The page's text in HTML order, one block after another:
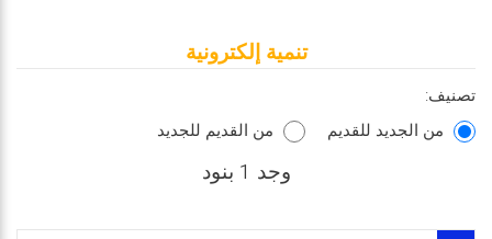
تنمية إلكترونية
تصنيف:
من الجديد للقديم
من القديم للجديد
وجد 1 بنود